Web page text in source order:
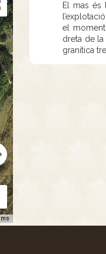
El mas és
el
dreta de la
granítica